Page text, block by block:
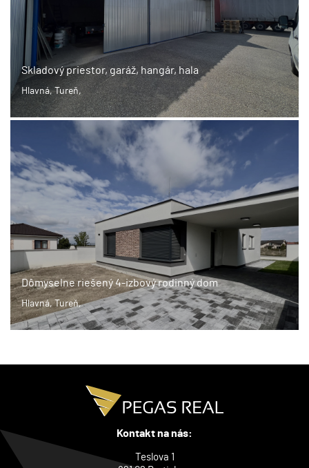
Skladový priestor, garáž, hangár, hala
Hlavná, Tureň,
Dômyselne riešený 4-izbový rodinný dom
Hlavná, Tureň,
Kontakt na nás:
Teslova 1